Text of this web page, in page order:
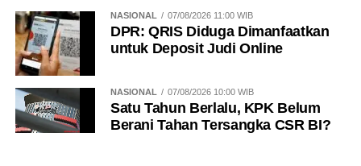
NASIONAL 07/08/2026 11:00 WIB
DPR: QRIS Diduga Dimanfaatkan
untuk Deposit Judi Online
NASIONAL 07/08/2026 10:00 WIB
Satu Tahun Berlalu, KPK Belum
Berani Tahan Tersangka CSR BI?